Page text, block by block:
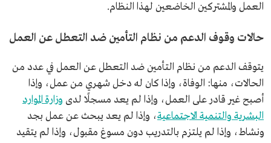
العمل والمشتركين الخاضعين لهذا النظام.
حالات وقوف الدعم من نظام التأمين ضد التعطل عن العمل
يتوقف الدعم من نظام التأمين ضد التعطل عن العمل في عدد من
الحالات، منها: الوفاة، وإذا كان له دخل شهري من عمل، وإذا
أصبح غير قادر على العمل، وإذا لم يعد مسجلًا لدى وزارة الموارد
البشرية والتنمية الاجتماعية، وإذا لم يعد يبحث عن عمل بجد
ونشاط، وإذا لم يلتزم بالتدريب دون مسوغ مقبول، وإذا لم يتقيد